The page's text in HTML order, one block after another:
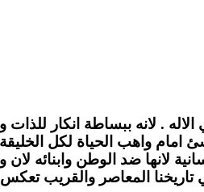
. لانه ببساطة انكار
امام واهب الحياة لكل
لانها ضد الوطن وابنائه لان
تاريخنا المعاصر والقريب